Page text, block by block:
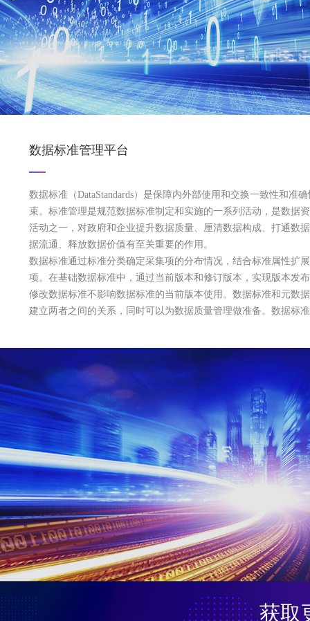
数据标准管理平台
数据标准（DataStandards）是保障内外部使用和交换一致性和准
束。标准管理是规范数据标准制定和实施的一系列活动，是数据
活动之一，对政府和企业提升数据质量、厘清数据构成、打通数
据流通、释放数据价值有至关重要的作用。
数据标准通过标准分类确定采集项的分布情况，结合标准属性扩
项。在基础数据标准中，通过当前版本和修订版本，实现版本发
修改数据标准不影响数据标准的当前版本使用。数据标准和元数
建立两者之间的关系，同时可以为数据质量管理做准备。数据标
获取